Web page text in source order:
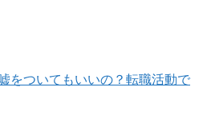
をついてもいいの？転職活動で